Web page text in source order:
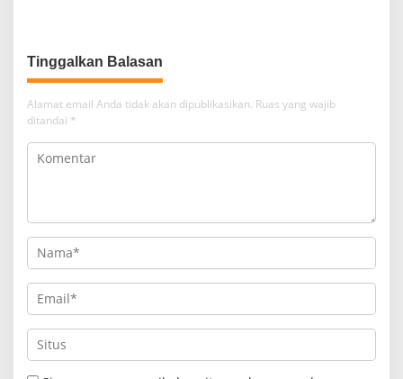
Tinggalkan Balasan
Alamat email Anda tidak akan dipublikasikan. Ruas yang wajib
ditandai *